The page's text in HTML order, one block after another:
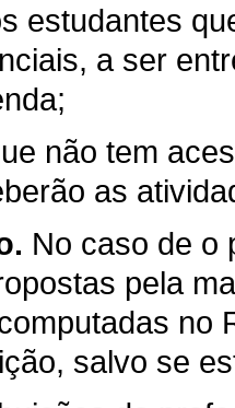
estudantes
a ser
não tem
as
No caso de o
pela
no
salvo se